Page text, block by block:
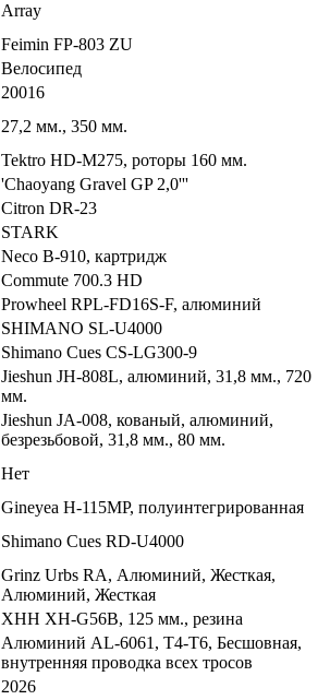
Array
Feimin FP-803 ZU
Велосипед
20016
27,2 мм., 350 мм.
Tektro HD-M275, роторы 160 мм.
'Chaoyang Gravel GP 2,0'''
Citron DR-23
STARK
Neco B-910, картридж
Commute 700.3 HD
Prowheel RPL-FD16S-F, алюминий
SHIMANO SL-U4000
Shimano Cues CS-LG300-9
Jieshun JH-808L, алюминий, 31,8 мм., 720
мм.
Jieshun JA-008, кованый, алюминий,
безрезьбовой, 31,8 мм., 80 мм.
Нет
Gineyea H-115MP, полуинтегрированная
Shimano Cues RD-U4000
Grinz Urbs RA, Алюминий, Жесткая,
Алюминий, Жесткая
XHH XH-G56B, 125 мм., резина
Алюминий AL-6061, T4-T6, Бесшовная,
внутренняя проводка всех тросов
2026